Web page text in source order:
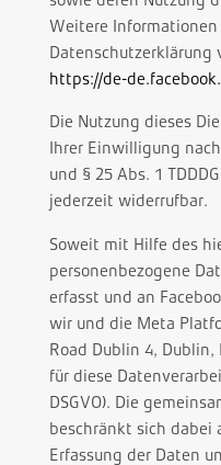
Weitere
Datenschutzerklärung
https://de-
Die Nutzung dieses
Ihrer Einwilligung
und § 25 Abs. 1
jederzeit widerrufbar.
Soweit mit Hilfe des
personenbezogene
erfasst und an
wir und die Meta
Road Dublin 4, Dublin,
für diese
DSGVO). Die
beschränkt sich dabei
Erfassung der Daten